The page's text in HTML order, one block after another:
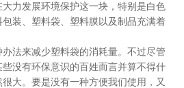
力发展环境保护这一块，特别是白色
装、塑料袋、塑料膜以及制品充满着
法来减少塑料袋的消耗量。不过尽管
没有环保意识的百姓而言并算不得什
大。要是没有一种方便我们使用，又